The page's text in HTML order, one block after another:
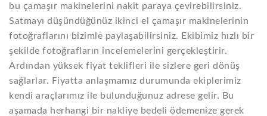
bu çamaşır makinelerini nakit paraya çevirebilirsiniz.
Satmayı düşündüğünüz ikinci el çamaşır makinelerinin
fotoğraflarını bizimle paylaşabilirsiniz. Ekibimiz hızlı bir
şekilde fotoğrafların incelemelerini gerçekleştirir.
Ardından yüksek fiyat teklifleri ile sizlere geri dönüş
sağlarlar. Fiyatta anlaşmamız durumunda ekiplerimiz
kendi araçlarımız ile bulunduğunuz adrese gelir. Bu
aşamada herhangi bir nakliye bedeli ödemenize gerek